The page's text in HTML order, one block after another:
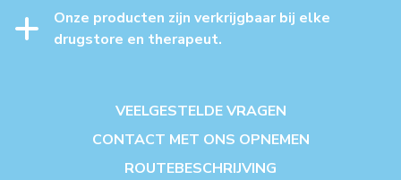
Onze producten zijn verkrijgbaar bij elke
drugstore en therapeut.
VEELGESTELDE VRAGEN
CONTACT MET ONS OPNEMEN
ROUTEBESCHRIJVING